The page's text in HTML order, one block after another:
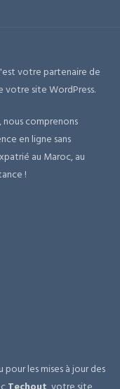
votre partenaire de
votre site WordPress.
comprenons
en ligne sans
au Maroc, au
!
les mises à jour des